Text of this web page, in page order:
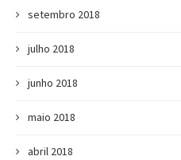
setembro 2018
julho 2018
junho 2018
maio 2018
abril 2018